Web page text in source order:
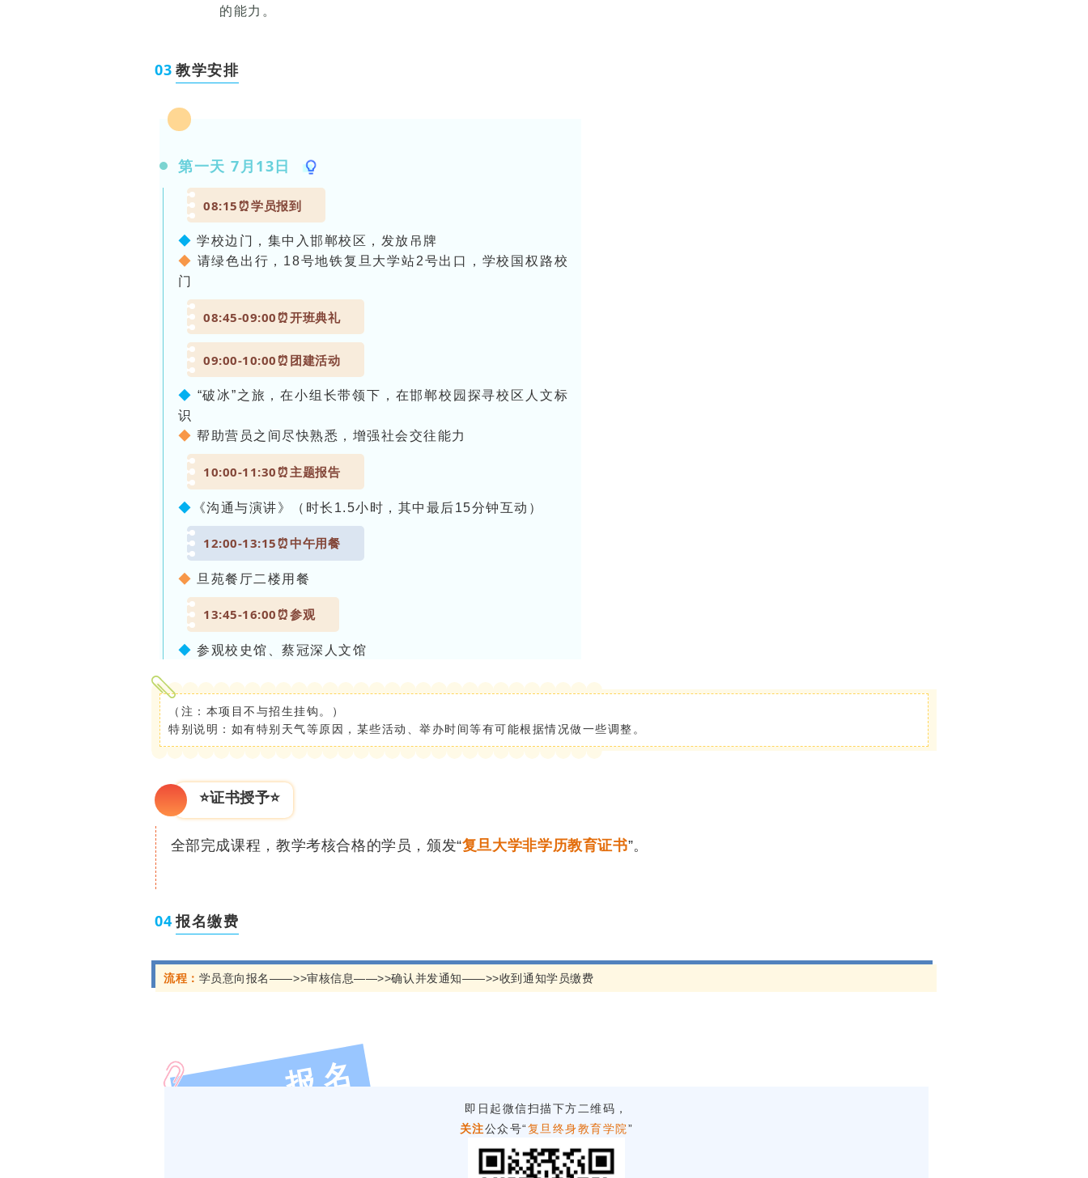
的能力。
03 教学安排
第一天 7月13日
08:15 ⏰学员报到
◆ 学校边门，集中入邯郸校区，发放吊牌
◆ 请绿色出行，18号地铁复旦大学站2号出口，学校国权路校
门
08:45-09:00 ⏰开班典礼
09:00-10:00 ⏰ 团建活动
◆ “破冰”之旅，在小组长带领下，在邯郸校园探寻校区人文标
识
◆ 帮助营员之间尽快熟悉，增强社会交往能力
10:00-11:30 ⏰ 主题报告
◆ 《沟通与演讲》（时长1.5小时，其中最后15分钟互动）
12:00-13:15⏰中午用餐
◆ 旦苑餐厅二楼用餐
13:45-16:00 ⏰参观
◆ 参观校史馆、蔡冠深人文馆
登辉、颜福庆、陈望道、苏步青、谢希德等的资料
16:15-17:00⏰集体合影
◆ 光华大楼前活动、拍照留影
第二天 7月14日
09:00-11:30⏰主题报告
12:00-13:15
◆旦苑餐厅二楼用餐
✓打卡网红复旦经世书局
◆交流今天上课的感想，分小组推荐代表交流发言，分享成果
（注：本项目不与招生挂钩。）
特别说明：如有特别天气等原因，某些活动、举办时间等有可能根据情况做一些调整。
⭐证书授予⭐
全部完成课程， 教学考核合格的学员，颁发“复旦大学非学历教育证书”。
04 报名缴费
流程： 学员意向报名——>>审核信息——>>确认并发通知——>>收到通知学员缴费
报名
即日起微信扫描下方二维码，
关注公众号“复旦终身教育学院”